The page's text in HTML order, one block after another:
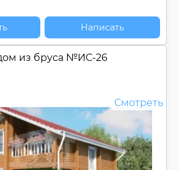
Написать
из бруса №ИС-26
Смотреть